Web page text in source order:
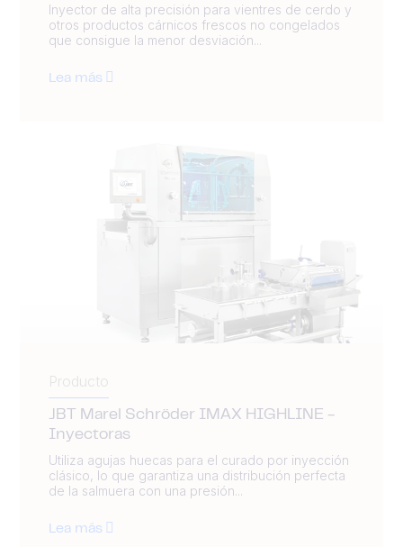
Inyector de alta precisión para vientres de cerdo y
otros productos cárnicos frescos no congelados
que consigue la menor desviación...
Lea más
Producto
JBT Marel Schröder IMAX HIGHLINE -
Inyectoras
Utiliza agujas huecas para el curado por inyección
clásico, lo que garantiza una distribución perfecta
de la salmuera con una presión...
Lea más